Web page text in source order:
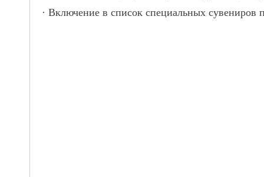
· Включение в список специальных